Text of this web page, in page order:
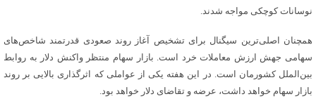
نوسانات کوچکی مواجه شدند.
همچنان اصلی‌ترین سیگنال برای تشخیص آغاز روند صعودی قدرتمند شاخص‌های
سهامی جهش ارزش معاملات خرد است. بازار سهام منتظر واکنش دلار به روابط
بین‌الملل کشورمان است. در این هفته یکی از عواملی که اثرگذاری بالایی بر روند
بازار سهام خواهد داشت، عرضه و تقاضای دلار خواهد بود.